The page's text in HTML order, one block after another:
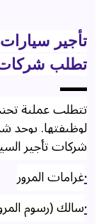
تأجير
تطلب شركات
تتطلب عملية
لوظيفتها. يوجد
شركات تأجير
·غرامات المرور
·سالك (رسوم